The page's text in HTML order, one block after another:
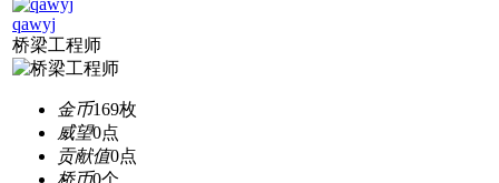
qawyj
桥梁工程师
金币169枚
威望0点
贡献值0点
桥币0个